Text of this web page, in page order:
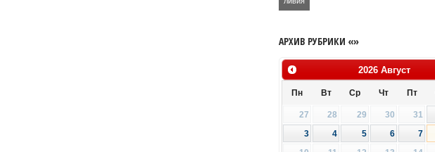
АРХИВ РУБРИКИ «»
2026 Август
Пн Вт Ср Чт Пт
27 28 29 30 31
3
4 5 6 7